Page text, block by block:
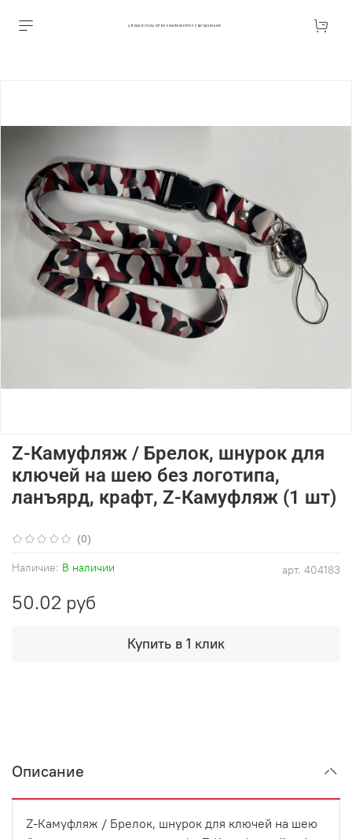
АВТОАКСЕССУАРЫ ОПТОМ В ЕКАТЕРИНБУРГЕ ПО ВЫГОДНОЙ ЦЕНЕ
(0)
арт. 404183
Наличие: В наличии
Z-Камуфляж / Брелок, шнурок для
ключей на шею без логотипа,
ланъярд, крафт, Z-Камуфляж (1 шт)
50.02 руб
Купить в 1 клик
Описание
Z-Камуфляж / Брелок, шнурок для ключей на шею